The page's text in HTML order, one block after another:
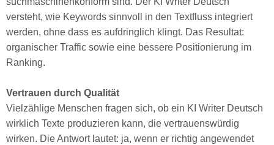
versteht, wie Keywords sinnvoll in den Textfluss integriert
werden, ohne dass es aufdringlich klingt. Das Resultat:
organischer Traffic sowie eine bessere Positionierung im
Ranking.
Vertrauen durch Qualität
Vielzählige Menschen fragen sich, ob ein KI Writer Deutsch
wirklich Texte produzieren kann, die vertrauenswürdig
wirken. Die Antwort lautet: ja, wenn er richtig angewendet